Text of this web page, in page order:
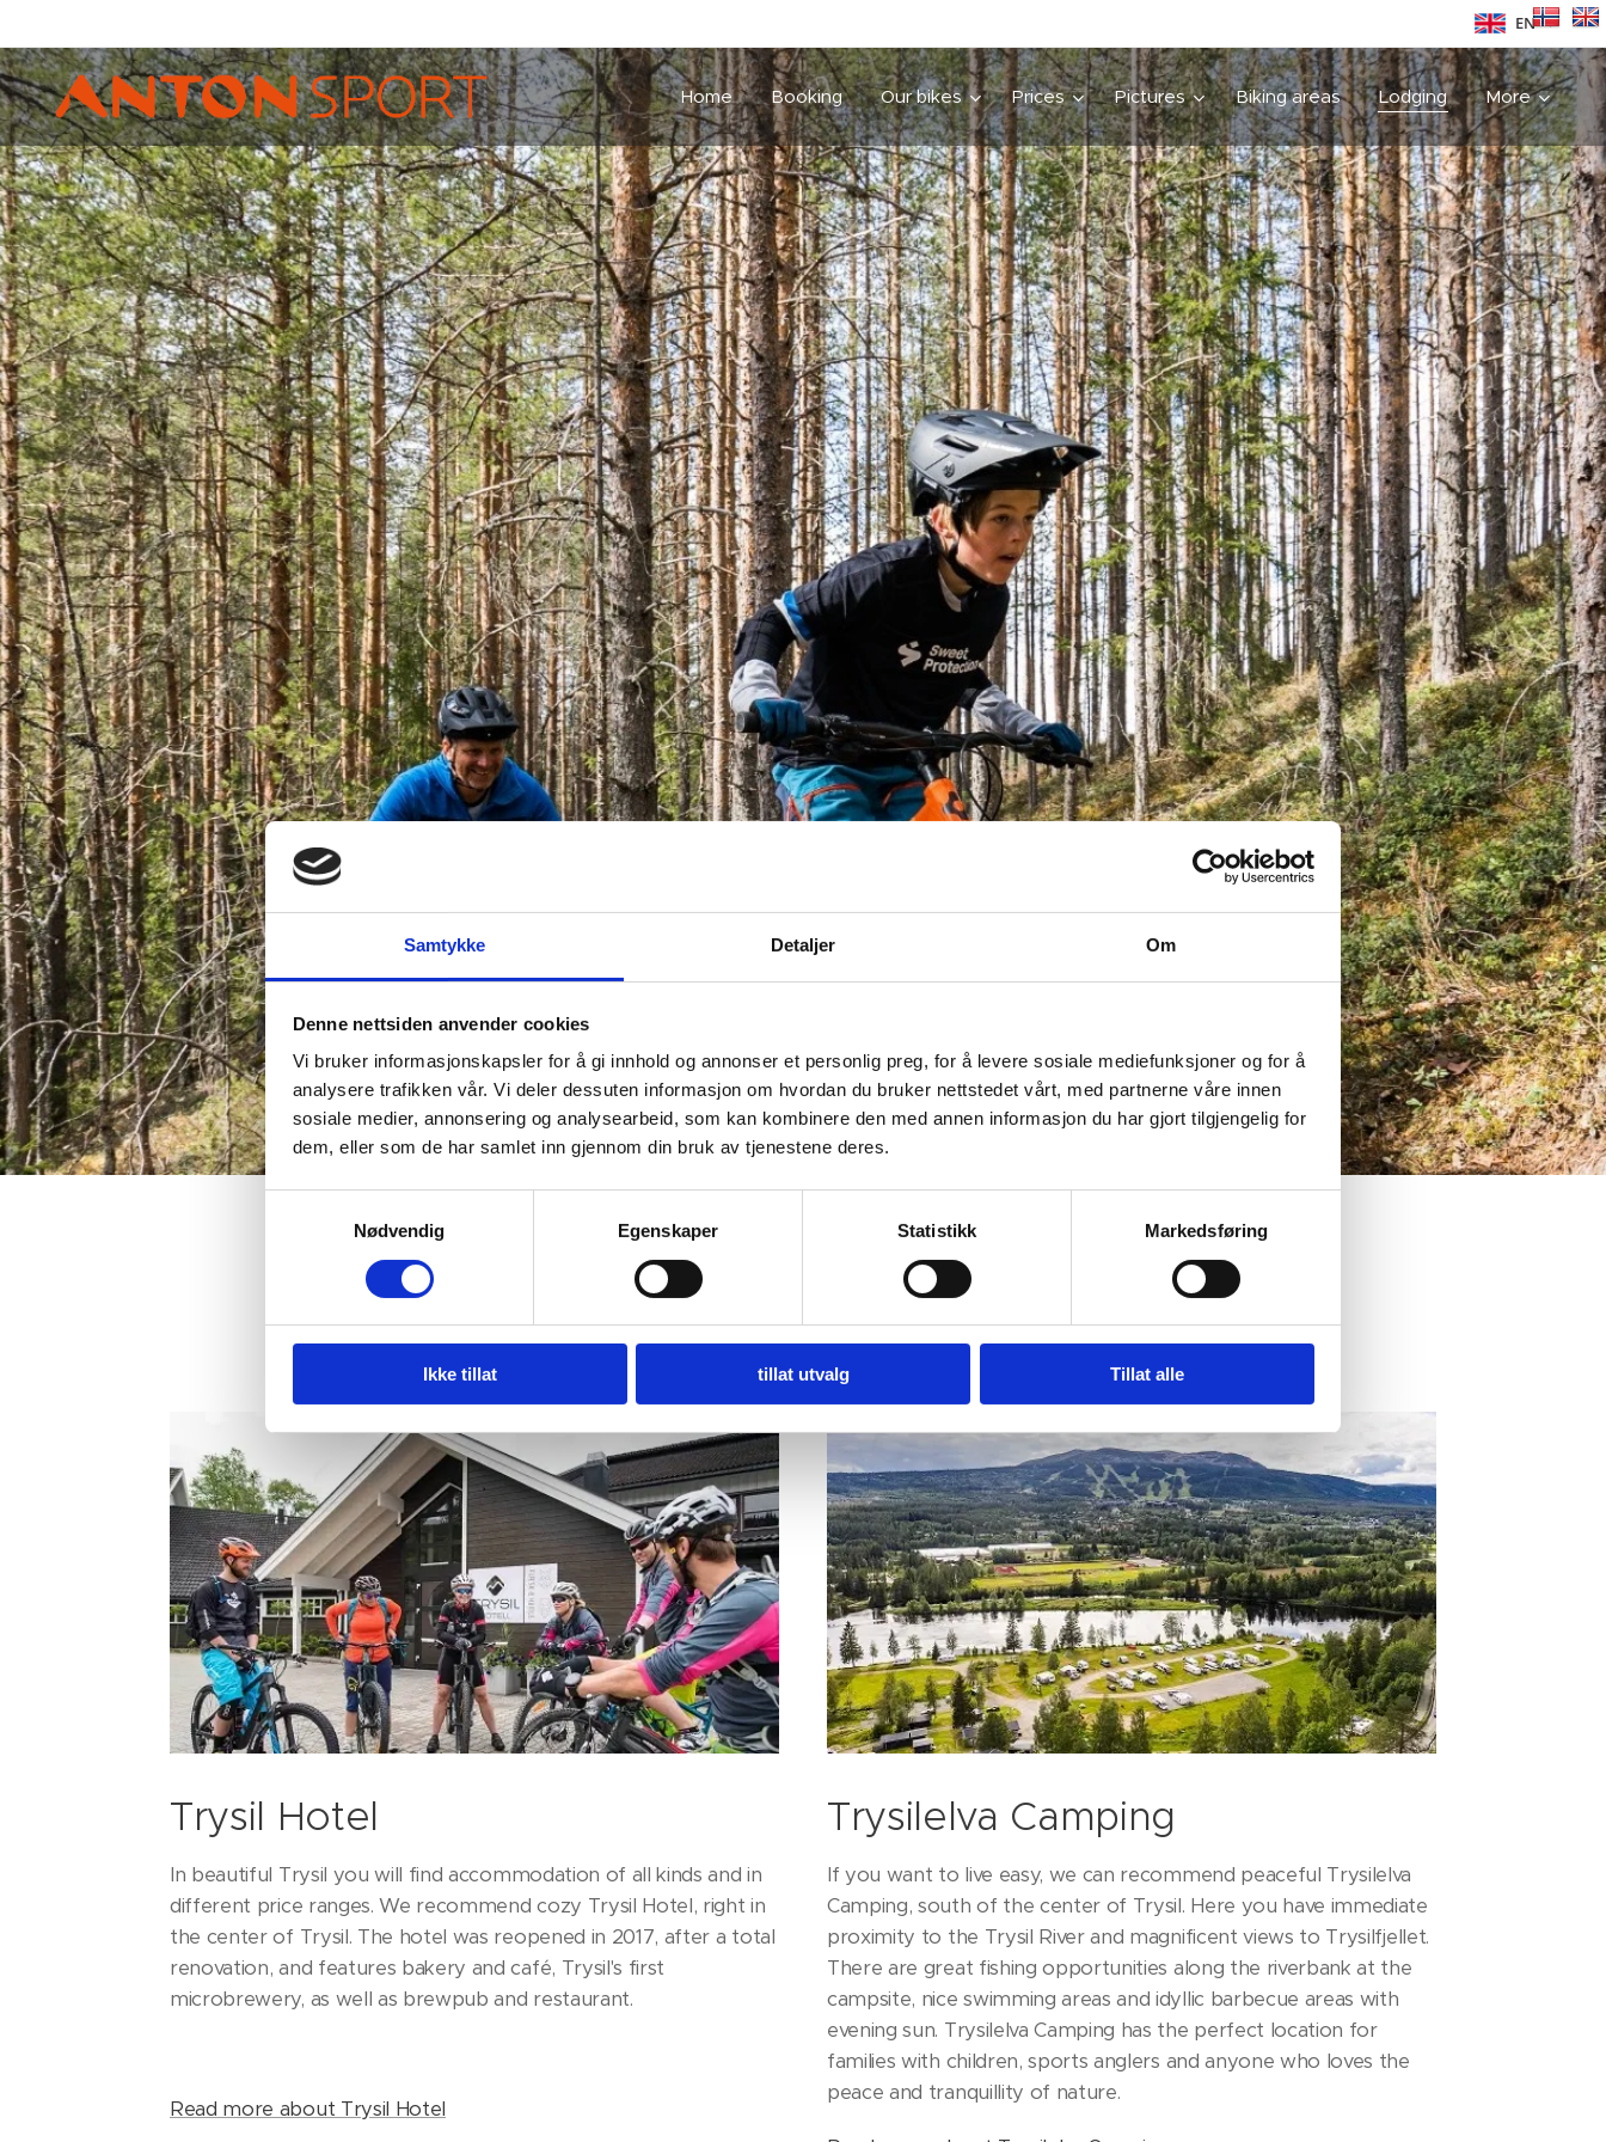
Samtykke Detaljer Om
Denne nettsiden anvender cookies
Vi bruker informasjonskapsler for å gi innhold og annonser et personlig preg, for å levere sosiale mediefunksjoner og for å
analysere trafikken vår. Vi deler dessuten informasjon om hvordan du bruker nettstedet vårt, med partnerne våre innen
sosiale medier, annonsering og analysearbeid, som kan kombinere den med annen informasjon du har gjort tilgjengelig for
dem, eller som de har samlet inn gjennom din bruk av tjenestene deres.
Nødvendig
Egenskaper Statistikk Markedsføring
Ikke tillat tillat utvalg Tillat alle
EN
Home Booking Our bikes Prices Pictures Biking areas Lodging More
Sleep well in Trysil!
Trysil Hotel
In beautiful Trysil you will find accommodation of all kinds and in
different price ranges. We recommend cozy Trysil Hotel, right in
the center of Trysil. The hotel was reopened in 2017, after a total
renovation, and features bakery and café, Trysil's first
microbrewery, as well as brewpub and restaurant.
Read more about Trysil Hotel
Trysilelva Camping
If you want to live easy, we can recommend peaceful Trysilelva
Camping, south of the center of Trysil. Here you have immediate
proximity to the Trysil River and magnificent views to Trysilfjellet.
There are great fishing opportunities along the riverbank at the
campsite, nice swimming areas and idyllic barbecue areas with
evening sun. Trysilelva Camping has the perfect location for
families with children, sports anglers and anyone who loves the
peace and tranquillity of nature.